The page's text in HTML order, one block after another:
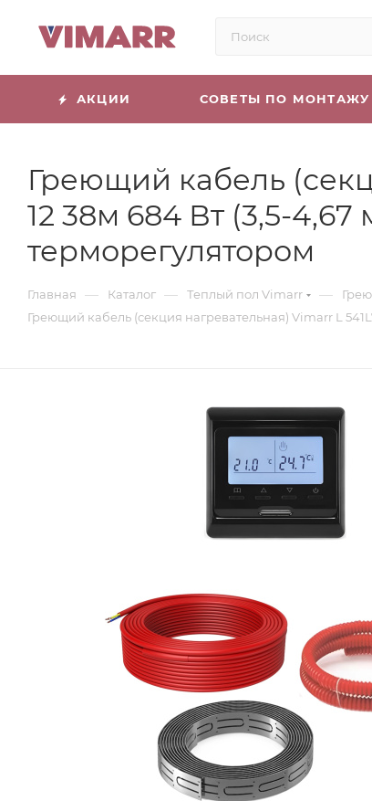
АКЦИИ СОВЕТЫ ПО МОНТАЖУ
Греющий кабель
12 38м 684 Вт (3,5-
терморегулятором
Главная — Каталог — Теплый пол Vimarr —
Греющий кабель (секция нагревательная) Vimarr L